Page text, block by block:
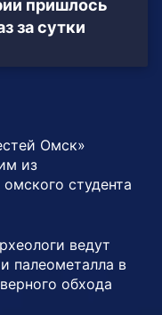
пришлось
за сутки
Омск»
из
студента
ведут
палеометалла в
обхода